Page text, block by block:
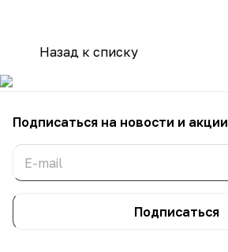
Назад к списку
Подписаться на новости и акции
Подписаться